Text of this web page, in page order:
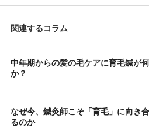
関連するコラム
中年期からの髪の毛ケアに育毛鍼が
か？
なぜ今、鍼灸師こそ「育毛」に向き
るのか